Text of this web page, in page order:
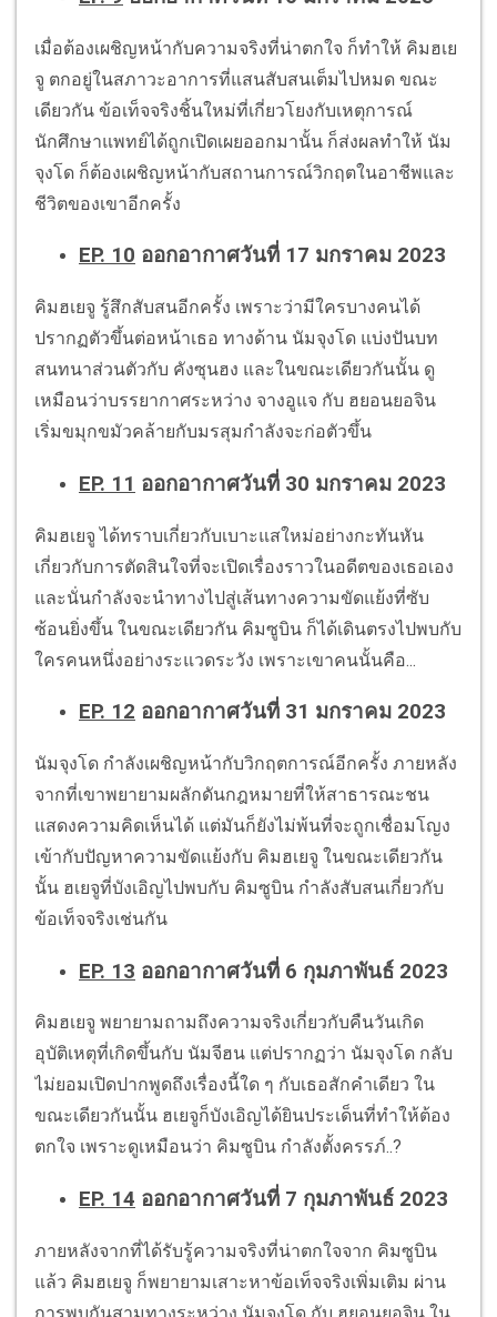
เมื่อต้องเผชิญหน้ากับความจริงที่น่าตกใจ ก็ทำให้ คิมฮเย
จู ตกอยู่ในสภาวะอาการที่แสนสับสนเต็มไปหมด ขณะ
เดียวกัน ข้อเท็จจริงชิ้นใหม่ที่เกี่ยวโยงกับเหตุการณ์
นักศึกษาแพทย์ได้ถูกเปิดเผยออกมานั้น ก็ส่งผลทำให้ นัม
จุงโด ก็ต้องเผชิญหน้ากับสถานการณ์วิกฤตในอาชีพและ
ชีวิตของเขาอีกครั้ง
EP. 10 ออกอากาศวันที่ 17 มกราคม 2023
คิมฮเยจู รู้สึกสับสนอีกครั้ง เพราะว่ามีใครบางคนได้
ปรากฏตัวขึ้นต่อหน้าเธอ ทางด้าน นัมจุงโด แบ่งปันบท
สนทนาส่วนตัวกับ คังซุนฮง และในขณะเดียวกันนั้น ดู
เหมือนว่าบรรยากาศระหว่าง จางอูแจ กับ ฮยอนยอจิน
เริ่มขมุกขมัวคล้ายกับมรสุมกำลังจะก่อตัวขึ้น
EP. 11 ออกอากาศวันที่ 30 มกราคม 2023
คิมฮเยจู ได้ทราบเกี่ยวกับเบาะแสใหม่อย่างกะทันหัน
เกี่ยวกับการตัดสินใจที่จะเปิดเรื่องราวในอดีตของเธอเอง
และนั่นกำลังจะนำทางไปสู่เส้นทางความขัดแย้งที่ซับ
ซ้อนยิ่งขึ้น ในขณะเดียวกัน คิมซูบิน ก็ได้เดินตรงไปพบกับ
ใครคนหนึ่งอย่างระแวดระวัง เพราะเขาคนนั้นคือ...
EP. 12 ออกอากาศวันที่ 31 มกราคม 2023
นัมจุงโด กำลังเผชิญหน้ากับวิกฤตการณ์อีกครั้ง ภายหลัง
จากที่เขาพยายามผลักดันกฎหมายที่ให้สาธารณะชน
แสดงความคิดเห็นได้ แต่มันก็ยังไม่พ้นที่จะถูกเชื่อมโญง
เข้ากับปัญหาความขัดแย้งกับ คิมฮเยจู ในขณะเดียวกัน
นั้น ฮเยจูที่บังเอิญไปพบกับ คิมซูบิน กำลังสับสนเกี่ยวกับ
ข้อเท็จจริงเช่นกัน
EP. 13 ออกอากาศวันที่ 6 กุมภาพันธ์ 2023
คิมฮเยจู พยายามถามถึงความจริงเกี่ยวกับคืนวันเกิด
อุบัติเหตุที่เกิดขึ้นกับ นัมจีฮน แต่ปรากฏว่า นัมจุงโด กลับ
ไม่ยอมเปิดปากพูดถึงเรื่องนี้ใด ๆ กับเธอสักคำเดียว ใน
ขณะเดียวกันนั้น ฮเยจูก็บังเอิญได้ยินประเด็นที่ทำให้ต้อง
ตกใจ เพราะดูเหมือนว่า คิมซูบิน กำลังตั้งครรภ์..?
EP. 14 ออกอากาศวันที่ 7 กุมภาพันธ์ 2023
ภายหลังจากที่ได้รับรู้ความจริงที่น่าตกใจจาก คิมซูบิน
แล้ว คิมฮเยจู ก็พยายามเสาะหาข้อเท็จจริงเพิ่มเติม ผ่าน